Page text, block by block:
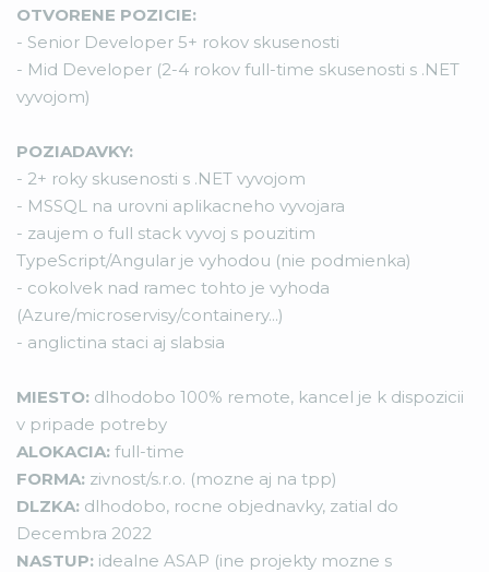
OTVORENE POZICIE:
- Senior Developer 5+ rokov skusenosti
- Mid Developer (2-4 rokov full-time skusenosti s .NET
vyvojom)
POZIADAVKY:
- 2+ roky skusenosti s .NET vyvojom
- MSSQL na urovni aplikacneho vyvojara
- zaujem o full stack vyvoj s pouzitim
TypeScript/Angular je vyhodou (nie podmienka)
- cokolvek nad ramec tohto je vyhoda
(Azure/microservisy/containery...)
- anglictina staci aj slabsia
MIESTO: dlhodobo 100% remote, kancel je k dispozicii
v pripade potreby
ALOKACIA: full-time
FORMA: zivnost/s.r.o. (mozne aj na tpp)
DLZKA: dlhodobo, rocne objednavky, zatial do
Decembra 2022
NASTUP: idealne ASAP (ine projekty mozne s